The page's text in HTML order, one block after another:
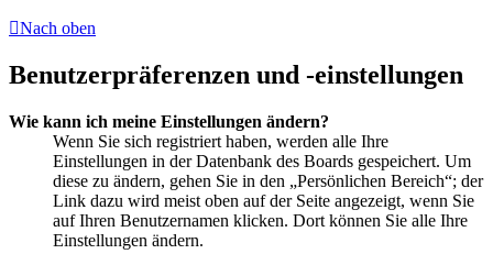
Nach oben
Benutzerpräferenzen und -einstellungen
Wie kann ich meine Einstellungen ändern?
Wenn Sie sich registriert haben, werden alle Ihre
Einstellungen in der Datenbank des Boards gespeichert. Um
diese zu ändern, gehen Sie in den „Persönlichen Bereich“; der
Link dazu wird meist oben auf der Seite angezeigt, wenn Sie
auf Ihren Benutzernamen klicken. Dort können Sie alle Ihre
Einstellungen ändern.